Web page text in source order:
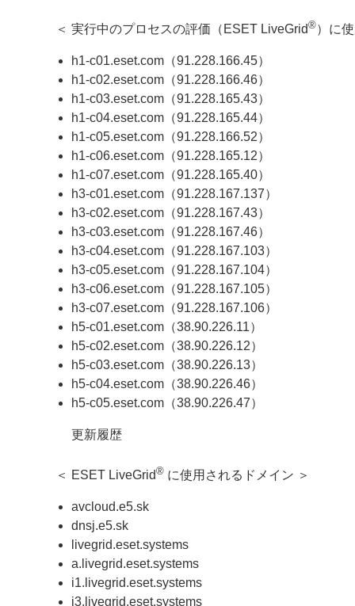
＜ 実行中のプロセスの評価（ESET LiveGrid®）に
h1-c01.eset.com（91.228.166.45）
h1-c02.eset.com（91.228.166.46）
h1-c03.eset.com（91.228.165.43）
h1-c04.eset.com（91.228.165.44）
h1-c05.eset.com（91.228.166.52）
h1-c06.eset.com（91.228.165.12）
h1-c07.eset.com（91.228.165.40）
h3-c01.eset.com（91.228.167.137）
h3-c02.eset.com（91.228.167.43）
h3-c03.eset.com（91.228.167.46）
h3-c04.eset.com（91.228.167.103）
h3-c05.eset.com（91.228.167.104）
h3-c06.eset.com（91.228.167.105）
h3-c07.eset.com（91.228.167.106）
h5-c01.eset.com（38.90.226.11）
h5-c02.eset.com（38.90.226.12）
h5-c03.eset.com（38.90.226.13）
h5-c04.eset.com（38.90.226.46）
h5-c05.eset.com（38.90.226.47）
更新履歴
＜ ESET LiveGrid® に使用されるドメイン ＞
avcloud.e5.sk
dnsj.e5.sk
livegrid.eset.systems
a.livegrid.eset.systems
i1.livegrid.eset.systems
i3.livegrid.eset.systems